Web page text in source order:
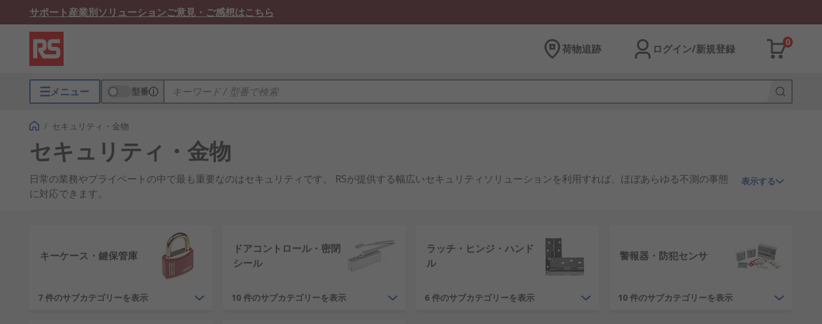
サポート産業別ソリューションご意見・ご感想はこちら
荷物追跡 ログイン/新規登録
0
メニュー 型番
/ セキュリティ・金物
セキュリティ・金物
日常の業務やプライベートの中で最も重要なのはセキュリティです。 RSが提供する幅広いセキュリティソリューションを利用すれば、ほぼあらゆる不測の事態
に対応できます。
製品範囲はあらゆる用途に対応しています。 多くのアラームシステムには、さまざまなアクセサリが用意されており、完全で 信頼性の高い堅牢なセキュリティ
システムを実現します。 PIR センサは、 ドアと窓のセンサと併せて追加でき、施設の保護を強化したり、安心して使用したりすることができます。 アラームシ
ステムのその他のアクセサリには、手動ドア制御によるアクセス制御、電気ドアストライキや磁気ドアロックのようなより堅牢なドア機構があります。
CCTV システム
–安全で確実な環境を構築するには、弊社の CCTV システムアクセサリと組み合わせる CCTV カメラのシリーズが重要です。 住宅でも商業でも
重要な資産の監視を行えるため、確実に侵入者を抑止することができます。 弊社の CCTV カメラと CCTV ビデオレコーダーを組み合わせると、施設の映像を確
表示する
キーケース・鍵保管庫
7 件のサブカテゴリーを表示
ドアコントロール・密閉
シール
10 件のサブカテゴリーを表示
ラッチ・ヒンジ・ハンド
ル
6 件のサブカテゴリーを表示
警報器・防犯センサ
10 件のサブカテゴリーを表示